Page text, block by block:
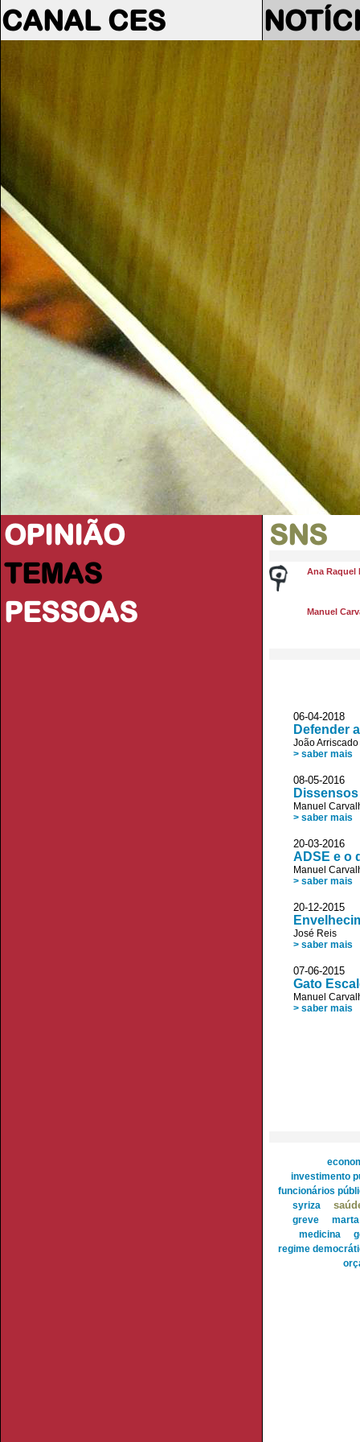
CANAL CES
OPINIÃO
TEMAS
PESSOAS
SNS
Ana Raquel
Manuel
06-04-
Defender
João
> saber mais
08-05-2016
Manuel
> saber mais
20-03-2016
ADSE e o
Manuel
> saber mais
20-12-
José Reis
> saber mais
07-06-2015
Gato
Manuel
> saber mais
investimento
funcionários
syriza
greve
medicina
regime